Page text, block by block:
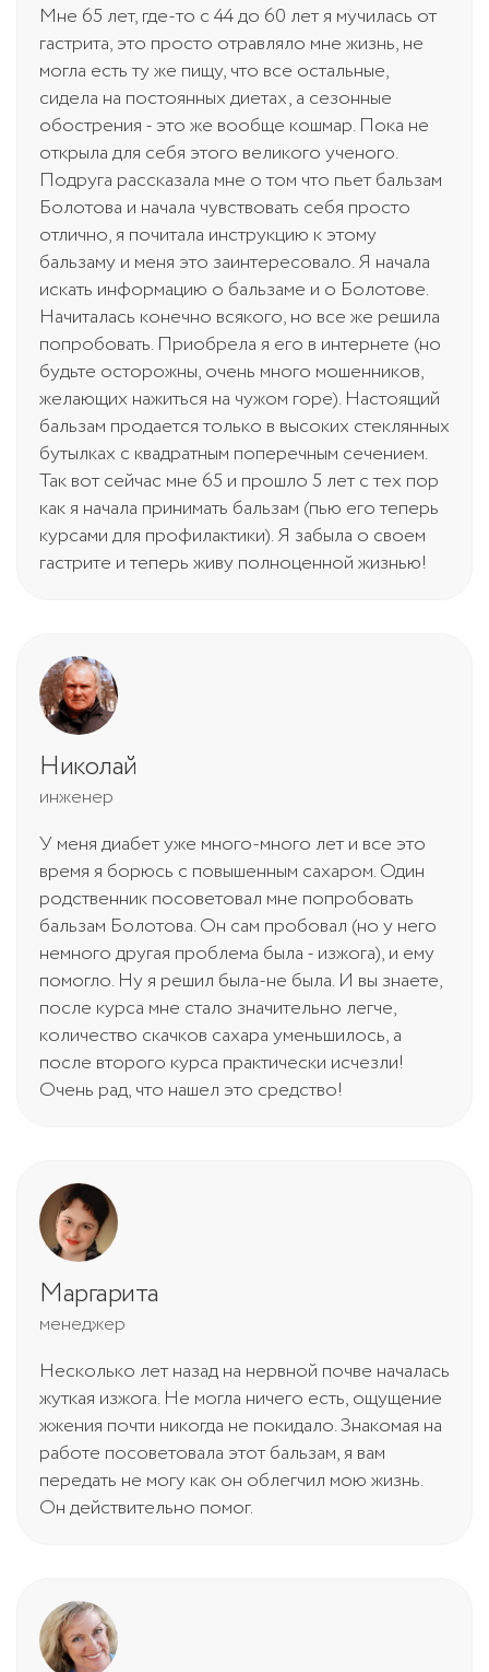
Мне 65 лет, где-то с 44 до 60 лет я мучилась от
гастрита, это просто отравляло мне жизнь, не
могла есть ту же пищу, что все остальные,
сидела на постоянных диетах, а сезонные
обострения - это же вообще кошмар. Пока не
открыла для себя этого великого ученого.
Подруга рассказала мне о том что пьет бальзам
Болотова и начала чувствовать себя просто
отлично, я почитала инструкцию к этому
бальзаму и меня это заинтересовало. Я начала
искать информацию о бальзаме и о Болотове.
Начиталась конечно всякого, но все же решила
попробовать. Приобрела я его в интернете (но
будьте осторожны, очень много мошенников,
желающих нажиться на чужом горе). Настоящий
бальзам продается только в высоких стеклянных
бутылках с квадратным поперечным сечением.
Так вот сейчас мне 65 и прошло 5 лет с тех пор
как я начала принимать бальзам (пью его теперь
курсами для профилактики). Я забыла о своем
гастрите и теперь живу полноценной жизнью!
Николай
инженер
У меня диабет уже много-много лет и все это
время я борюсь с повышенным сахаром. Один
родственник посоветовал мне попробовать
бальзам Болотова. Он сам пробовал (но у него
немного другая проблема была - изжога), и ему
помогло. Ну я решил была-не была. И вы знаете,
после курса мне стало значительно легче,
количество скачков сахара уменьшилось, а
после второго курса практически исчезли!
Очень рад, что нашел это средство!
Маргарита
менеджер
Несколько лет назад на нервной почве началась
жуткая изжога. Не могла ничего есть, ощущение
жжения почти никогда не покидало. Знакомая на
работе посоветовала этот бальзам, я вам
передать не могу как он облегчил мою жизнь.
Он действительно помог.